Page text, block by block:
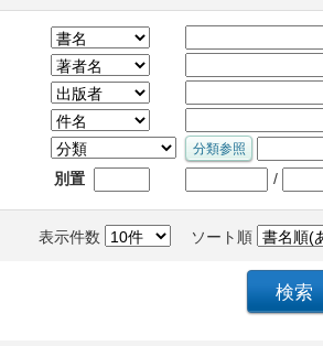
別置 /
表示件数 ソート順